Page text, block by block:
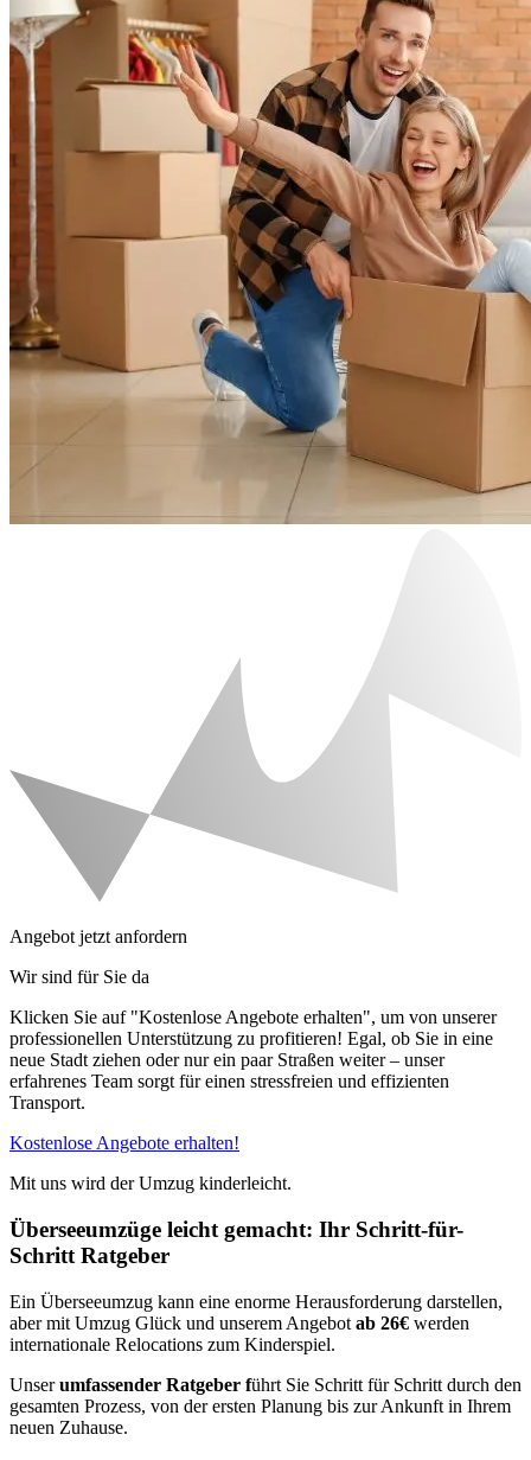
Angebot jetzt anfordern
Wir sind für Sie da
Klicken Sie auf "Kostenlose Angebote erhalten", um von unserer
professionellen Unterstützung zu profitieren! Egal, ob Sie in eine
neue Stadt ziehen oder nur ein paar Straßen weiter – unser
erfahrenes Team sorgt für einen stressfreien und effizienten
Transport.
Kostenlose Angebote erhalten!
Mit uns wird der Umzug kinderleicht.
Überseeumzüge leicht gemacht: Ihr Schritt-für-
Schritt Ratgeber
Ein Überseeumzug kann eine enorme Herausforderung darstellen,
aber mit Umzug Glück und unserem Angebot ab 26€ werden
internationale Relocations zum Kinderspiel.
Unserumfassender Ratgeber führt Sie Schritt für Schritt durch den
gesamten Prozess, von der ersten Planung bis zur Ankunft in Ihrem
neuen Zuhause.